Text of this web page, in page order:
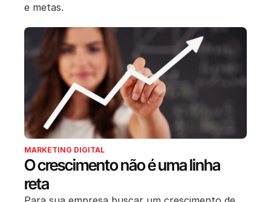
e metas.
MARKETING DIGITAL
O crescimento não é uma linha
reta